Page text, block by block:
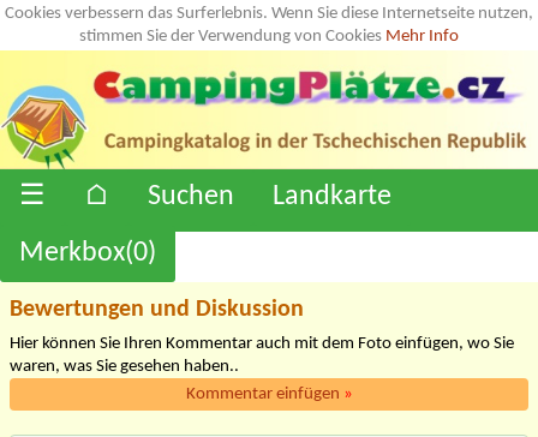
Cookies verbessern das Surferlebnis. Wenn Sie diese Internetseite nutzen,
stimmen Sie der Verwendung von Cookies Mehr Info
☰ ⌂ Suchen
Landkarte
Merkbox(0)
Bewertungen und Diskussion
Hier können Sie Ihren Kommentar auch mit dem Foto einfügen, wo Sie
waren, was Sie gesehen haben..
Kommentar einfügen »